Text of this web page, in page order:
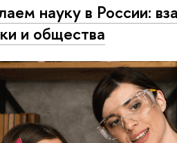
науку в России:
и общества